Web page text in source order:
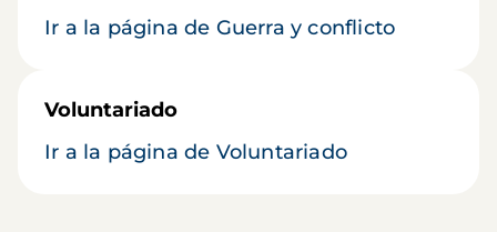
Ir a la página de Guerra y conflicto
Voluntariado
Ir a la página de Voluntariado